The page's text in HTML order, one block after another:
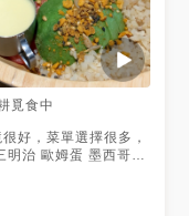
覓食中
好，菜單選擇很多，
明治 歐姆蛋 墨西哥餅